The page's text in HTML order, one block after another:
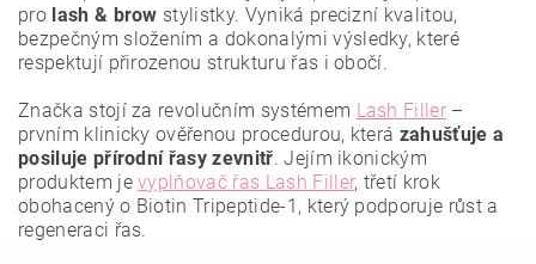
pro lash & brow stylistky. Vyniká precizní kvalitou,
bezpečným složením a dokonalými výsledky, které
respektují přirozenou strukturu řas i obočí.
Značka stojí za revolučním systémem Lash Filler –
prvním klinicky ověřenou procedurou, která zahušťuje a
posiluje přírodní řasy zevnitř. Jejím ikonickým
produktem jevyplňovač řas Lash Filler, třetí krok
obohacený o Biotin Tripeptide-1, který podporuje růst a
regeneraci řas.